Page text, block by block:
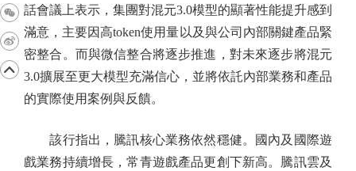
話會議上表示，集團對混元3.0模型的顯著性能提升感到
滿意，主要因高token使用量以及與公司內部關鍵產品緊
密整合。而與微信整合將逐步推進，對未來逐步將混元
3.0擴展至更大模型充滿信心，並將依託內部業務和產品
的實際使用案例與反饋。
該行指出，騰訊核心業務依然穩健。國內及國際遊
戲業務持續增長，常青遊戲產品更創下新高。騰訊雲及